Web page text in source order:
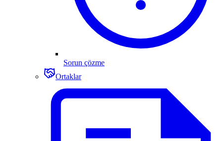
Sorun çözme
Ortaklar